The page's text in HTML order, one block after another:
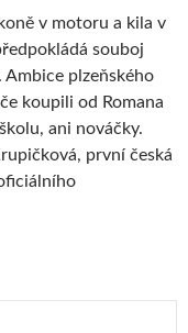
v motoru a kila v
souboj
Ambice plzeňského
koupili od Romana
ani nováčky.
první česká